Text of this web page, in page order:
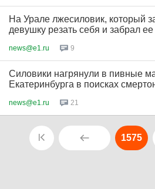
На Урале лжесиловик, который
девушку резать себя и забрал ее
news@e1.ru 9
Силовики нагрянули в пивные
Екатеринбурга в поисках
news@e1.ru 21
1575